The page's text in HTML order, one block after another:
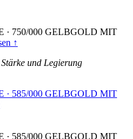
· 750/000 GELBGOLD MIT
↑
und Legierung
· 585/000 GELBGOLD MIT
· 585/000 GELBGOLD MIT